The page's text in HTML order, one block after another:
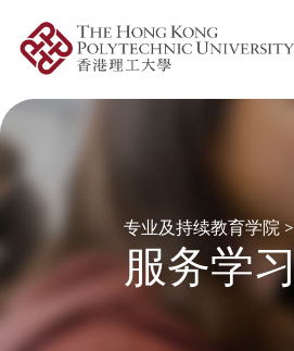
专业及持续教育学院 >
服务学